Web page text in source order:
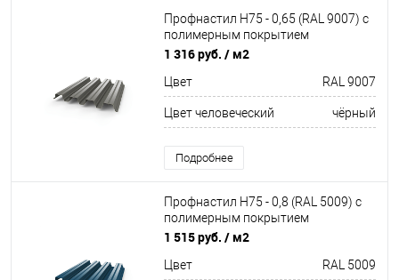
Профнастил Н75 - 0,65 (RAL 9007) с
полимерным покрытием
(полиэстер)
1 316 руб. / м2
Цвет RAL 9007
Цвет человеческий чёрный
Подробнее
Профнастил Н75 - 0,8 (RAL 5009) с
полимерным покрытием
(полиэстер)
1 515 руб. / м2
Цвет RAL 5009